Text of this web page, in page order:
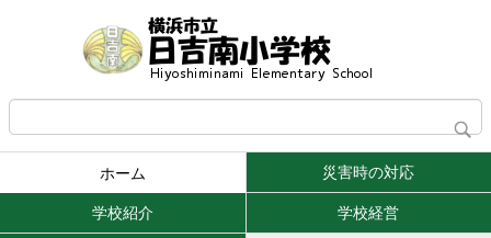
ホーム 災害時の対応
学校紹介 学校経営